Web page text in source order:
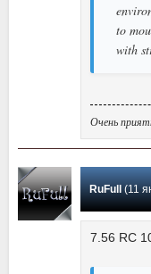
to
with
Очень
RuFull(11
7.56 RC